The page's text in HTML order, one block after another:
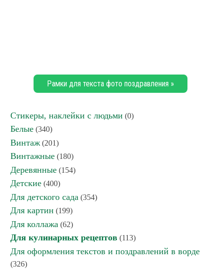
Рамки для текста фото поздравления »
Стикеры, наклейки с людьми (0)
Белые (340)
Винтаж (201)
Винтажные (180)
Деревянные (154)
Детские (400)
Для детского сада (354)
Для картин (199)
Для коллажа (62)
Для кулинарных рецептов (113)
Для оформления текстов и поздравлений в ворде
(326)